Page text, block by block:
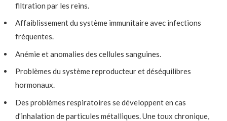
filtration par les reins.
Affaiblissement du système immunitaire avec infections
fréquentes.
Anémie et anomalies des cellules sanguines.
Problèmes du système reproducteur et déséquilibres
hormonaux.
Des problèmes respiratoires se développent en cas
d’inhalation de particules métalliques. Une toux chronique,